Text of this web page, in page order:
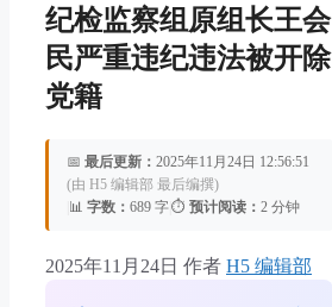
纪检监察组原组长王会
民严重违纪违法被开除
党籍
📅 最后更新： 2025年11月24日 12:56:51
(由 H5 编辑部 最后编撰)
📊 字数： 689 字⏱️ 预计阅读： 2 分钟
2025年11月24日 作者 H5 编辑部